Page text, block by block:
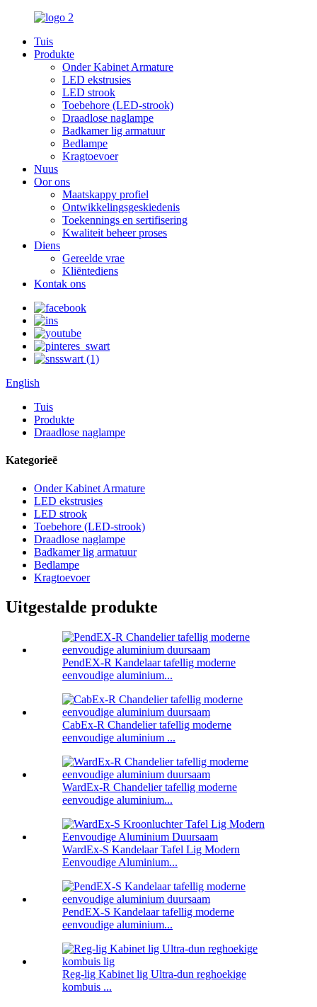
Tuis
Produkte
Onder Kabinet Armature
LED ekstrusies
LED strook
Toebehore (LED-strook)
Draadlose naglampe
Badkamer lig armatuur
Bedlampe
Kragtoevoer
Nuus
Oor ons
Maatskappy profiel
Ontwikkelingsgeskiedenis
Toekennings en sertifisering
Kwaliteit beheer proses
Diens
Gereelde vrae
Kliëntediens
Kontak ons
English
Tuis
Produkte
Draadlose naglampe
Kategorieë
Onder Kabinet Armature
LED ekstrusies
LED strook
Toebehore (LED-strook)
Draadlose naglampe
Badkamer lig armatuur
Bedlampe
Kragtoevoer
Uitgestalde produkte
PendEX-R Kandelaar tafellig moderne
eenvoudige aluminium...
CabEx-R Chandelier tafellig moderne
eenvoudige aluminium ...
WardEx-R Chandelier tafellig moderne
eenvoudige aluminium...
WardEx-S Kandelaar Tafel Lig Modern
Eenvoudige Aluminium...
PendEX-S Kandelaar tafellig moderne
eenvoudige aluminium...
Reg-lig Kabinet lig Ultra-dun reghoekige
kombuis ...